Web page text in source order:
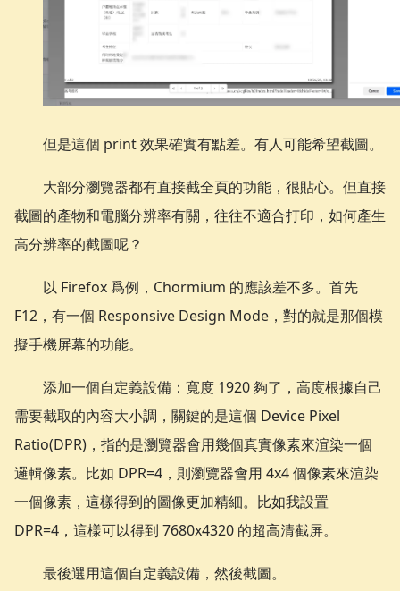
但是這個 print 效果確實有點差。有人可能希望截圖。
大部分瀏覽器都有直接截全頁的功能，很貼心。但直接
截圖的產物和電腦分辨率有關，往往不適合打印，如何產生
高分辨率的截圖呢？
以 Firefox 爲例，Chormium 的應該差不多。首先
F12，有一個 Responsive Design Mode，對的就是那個模
擬手機屏幕的功能。
添加一個自定義設備：寬度 1920 夠了，高度根據自己
需要截取的內容大小調，關鍵的是這個 Device Pixel
Ratio(DPR)，指的是瀏覽器會用幾個真實像素來渲染一個
邏輯像素。比如 DPR=4，則瀏覽器會用 4x4 個像素來渲染
一個像素，這樣得到的圖像更加精細。比如我設置
DPR=4，這樣可以得到 7680x4320 的超高清截屏。
最後選用這個自定義設備，然後截圖。